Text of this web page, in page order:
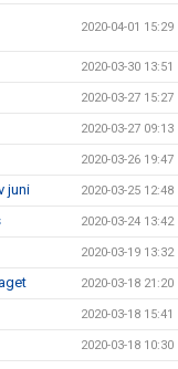
2020-04-01 15:29
2020-03-30 13:51
2020-03-27 15:27
2020-03-27 09:13
2020-03-26 19:47
juni 2020-03-25 12:48
2020-03-24 13:42
2020-03-19 13:32
2020-03-18 21:20
2020-03-18 15:41
2020-03-18 10:30